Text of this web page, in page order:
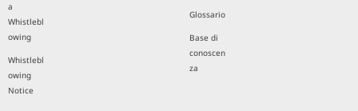
a
Whistlebl
owing
Whistlebl
owing
Notice
Glossario
Base di
conoscen
za